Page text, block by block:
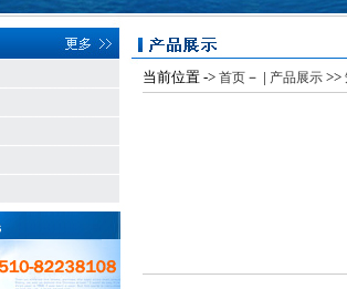
当前位置 -> 首页－ | 产品展示>>